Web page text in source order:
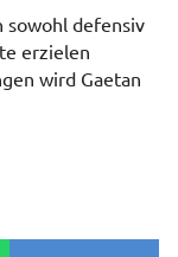
sowohl defensiv
erzielen
wird Gaetan